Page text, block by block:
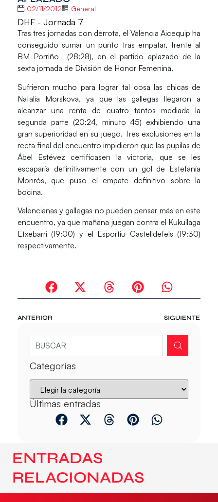
02/11/2012 General
DHF - Jornada 7
Tras tres jornadas con derrota, el Valencia Aicequip ha
conseguido sumar un punto tras empatar, frente al
BM Porriño (28:28), en el partido aplazado de la
sexta jornada de División de Honor Femenina.
Sufrieron mucho para lograr tal cosa las chicas de
Natalia Morskova, ya que las gallegas llegaron a
alcanzar una renta de cuatro tantos mediada la
segunda parte (20:24, minuto 45) exhibiendo una
gran superioridad en su juego. Tres exclusiones en la
recta final del encuentro impidieron que las pupilas de
Ábel Estévez certificasen la victoria, que se les
escaparía definitivamente con un gol de Estefanía
Monrós, que puso el empate definitivo sobre la
bocina.
Valencianas y gallegas no pueden pensar más en este
encuentro, ya que mañana juegan contra el Kukullaga
Etxebarri (19:00) y el Esportiu Castelldefels (19:30)
respectivamente.
ANTERIOR SIGUIENTE
Categorías
Últimas entradas
ENTRADAS
RELACIONADAS